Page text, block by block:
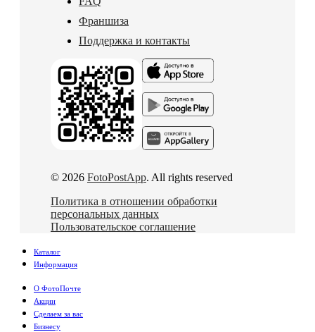
Франшиза
Поддержка и контакты
© 2026 FotoPostApp. All rights reserved
Политика в отношении обработки
персональных данных
Пользовательское соглашение
Каталог
Информация
О ФотоПочте
Акции
Сделаем за вас
Бизнесу